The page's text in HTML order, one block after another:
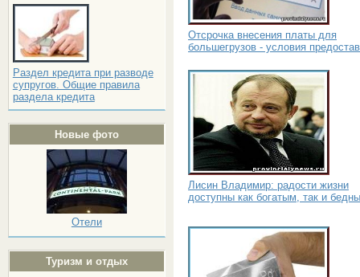
Раздел кредита при разводе
супругов. Общие правила
раздела кредита
Новые фото
Отели
Туризм и отдых
Отсрочка внесения платы для
большегрузов - условия
Лисин Владимир: радости жизни
доступны как богатым, так и